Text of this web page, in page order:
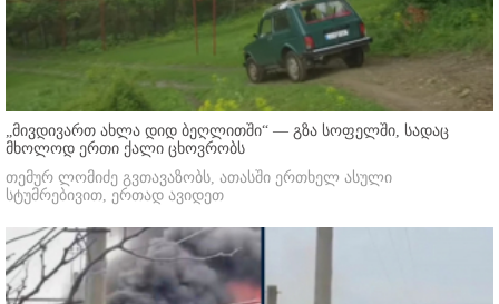
„მივდივართ ახლა დიდ ბეღლითში“ — გზა სოფელში, სადაც
მხოლოდ ერთი ქალი ცხოვრობს
თემურ ლომიძე გვთავაზობს, ათასში ერთხელ ასული
სტუმრებივით, ერთად ავიდეთ